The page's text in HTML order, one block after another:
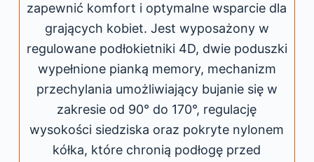
zapewnić komfort i optymalne wsparcie dla
grających kobiet. Jest wyposażony w
regulowane podłokietniki 4D, dwie poduszki
wypełnione pianką memory, mechanizm
przechylania umożliwiający bujanie się w
zakresie od 90° do 170°, regulację
wysokości siedziska oraz pokryte nylonem
kółka, które chronią podłogę przed